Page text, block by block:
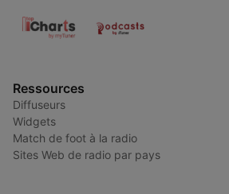
Ressources
Diffuseurs
Widgets
Match de foot à la radio
Sites Web de radio par pays